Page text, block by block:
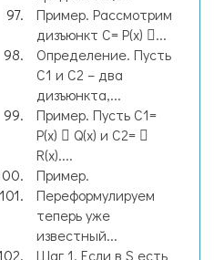
Пример. Рассмотрим
дизъюнкт C= P(x) ...
Определение. Пусть
C1 и C2 – два
дизъюнкта,...
Пример. Пусть C1=
P(x)  Q(x) и C2= 
R(x)....
Пример.
Переформулируем
теперь уже
известный...
Шаг 1. Если в S есть